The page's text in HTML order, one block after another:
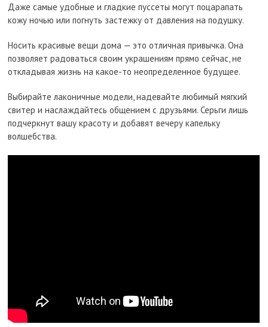
Даже самые удобные и гладкие пуссеты могут поцарапать
кожу ночью или погнуть застежку от давления на подушку.
Носить красивые вещи дома — это отличная привычка. Она
позволяет радоваться своим украшениям прямо сейчас, не
откладывая жизнь на какое-то неопределенное будущее.
Выбирайте лаконичные модели, надевайте любимый мягкий
свитер и наслаждайтесь общением с друзьями. Серьги лишь
подчеркнут вашу красоту и добавят вечеру капельку
волшебства.